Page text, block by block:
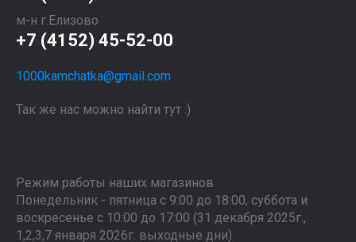
м-н г.Елизово
+7 (4152) 45-52-00
1000kamchatka@gmail.com
Так же нас можно найти тут :)
Режим работы наших магазинов
Понедельник - пятница с 9:00 до 18:00, суббота и
воскресенье с 10:00 до 17:00 (31 декабря 2025г.,
1,2,3,7 января 2026г. выходные дни)